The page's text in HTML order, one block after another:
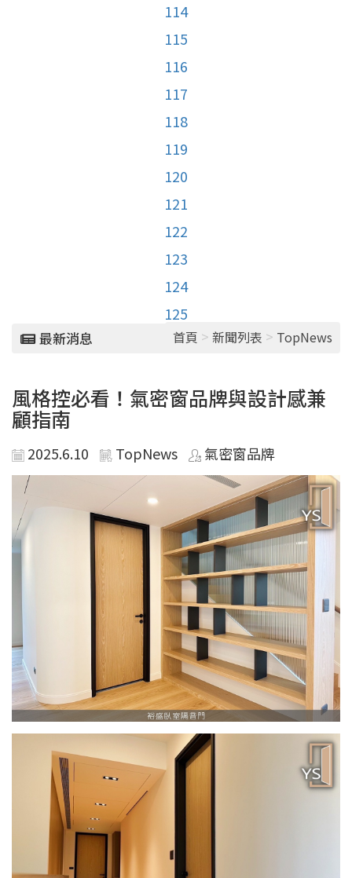
114
115
116
117
118
119
120
121
122
123
124
125
最新消息 首頁 > 新聞列表 > TopNews
風格控必看！氣密窗品牌與設計感兼
顧指南
2025.6.10 TopNews 氣密窗品牌